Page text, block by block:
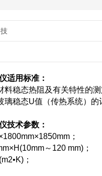
适用标准：
稳态热阻及有关特性的
稳态U值（传热系统）的
技术参数：
；
～120 mm)；
；